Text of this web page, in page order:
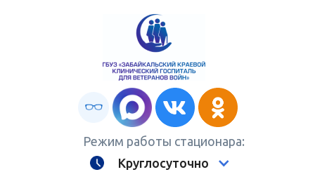
Режим работы стационара:
Круглосуточно